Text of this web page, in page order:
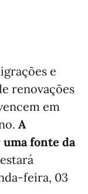
e
renovações
em
A
fonte da
feira, 03